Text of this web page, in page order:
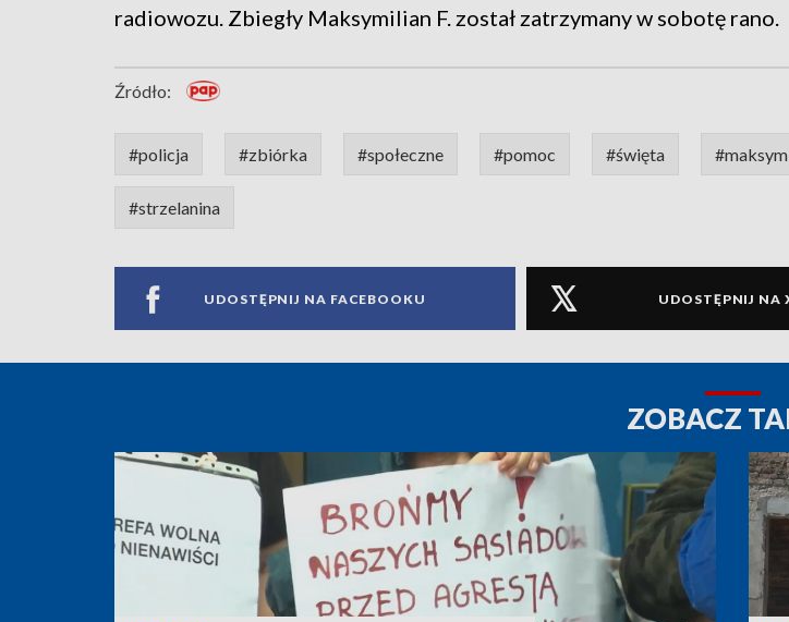
radiowozu. Zbiegły Maksymilian F. został zatrzymany w sobotę rano.
Źródło:
#policja #zbiórka #społeczne #pomoc #święta
#strzelanina
UDOSTĘPNIJ NA FACEBOOKU UDOSTĘPNIJ NA
ZOBACZ